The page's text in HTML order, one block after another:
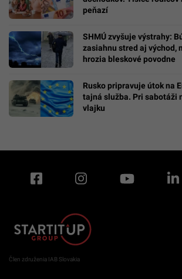
peňazí
SHMÚ zvyšuje výstrahy:
zasiahnu stred aj východ,
hrozia bleskové povodne
Rusko pripravuje útok na
tajná služba. Pri sabotáži
vlajku
Člen združenia IAB Slovakia